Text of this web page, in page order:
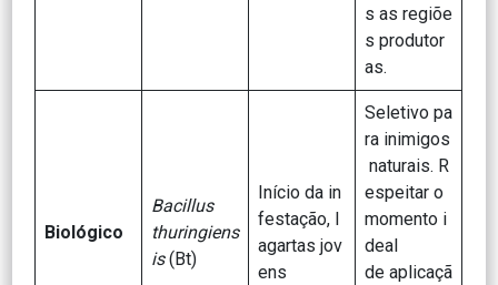
s as regiõe
s produtor
as.
Biológico
Bacillus
thuringiens
is(Bt)
Início da in
festação, l
agartas jov
ens
Seletivo pa
ra inimigos
naturais. R
espeitar o
momento i
deal
de aplicaçã